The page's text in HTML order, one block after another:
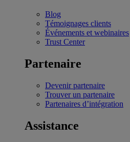
Blog
Témoignages clients
Événements et webinaires
Trust Center
Partenaire
Devenir partenaire
Trouver un partenaire
Partenaires d’intégration
Assistance